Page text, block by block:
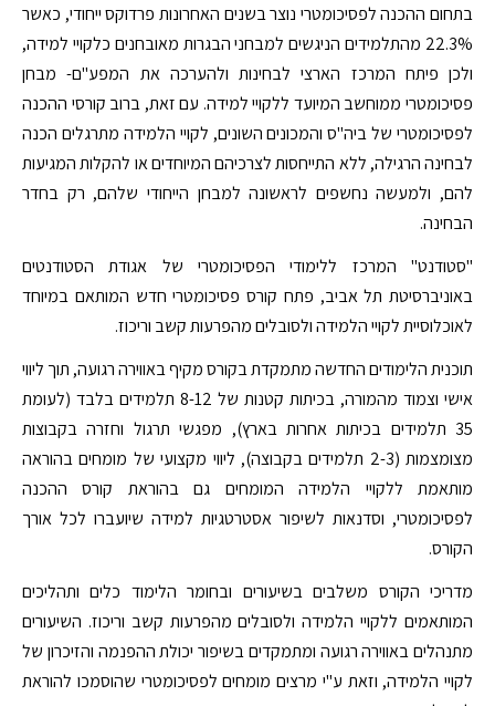
בתחום ההכנה לפסיכומטרי נוצר בשנים האחרונות פרדוקס ייחודי, כאשר
22.3% מהתלמידים הניגשים למבחני הבגרות מאובחנים כלקויי למידה,
ולכן פיתח המרכז הארצי לבחינות ולהערכה את המפע"ם- מבחן
פסיכומטרי ממוחשב המיועד ללקויי למידה. עם זאת, ברוב קורסי ההכנה
לפסיכומטרי של ביה"ס והמכונים השונים, לקויי הלמידה מתרגלים הכנה
לבחינה הרגילה, ללא התייחסות לצרכיהם המיוחדים או להקלות המגיעות
להם, ולמעשה נחשפים לראשונה למבחן הייחודי שלהם, רק בחדר
הבחינה.
"סטודנט" המרכז ללימודי הפסיכומטרי של אגודת הסטודנטים
באוניברסיטת תל אביב, פתח קורס פסיכומטרי חדש המותאם במיוחד
לאוכלוסיית לקויי הלמידה ולסובלים מהפרעות קשב וריכוז.
תוכנית הלימודים החדשה מתמקדת בקורס מקיף באווירה רגועה, תוך ליווי
אישי וצמוד מהמורה, בכיתות קטנות של 8-12 תלמידים בלבד (לעומת
35 תלמידים בכיתות אחרות בארץ), מפגשי תרגול וחזרה בקבוצות
מצומצמות (2-3 תלמידים בקבוצה), ליווי מקצועי של מומחים בהוראה
מותאמת ללקויי הלמידה המומחים גם בהוראת קורס ההכנה
לפסיכומטרי, וסדנאות לשיפור אסטרטגיות למידה שיועברו לכל אורך
הקורס.
מדריכי הקורס משלבים בשיעורים ובחומר הלימוד כלים ותהליכים
המותאמים ללקויי הלמידה ולסובלים מהפרעות קשב וריכוז. השיעורים
מתנהלים באווירה רגועה ומתמקדים בשיפור יכולת ההפנמה והזיכרון של
לקויי הלמידה, וזאת ע"י מרצים מומחים לפסיכומטרי שהוסמכו להוראת